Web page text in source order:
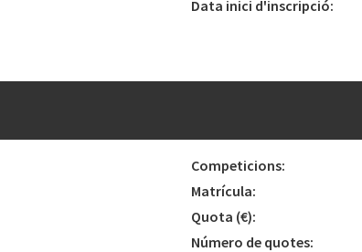
Data inici d'inscripció:
Competicions:
Matrícula:
Quota (€):
Número de quotes: